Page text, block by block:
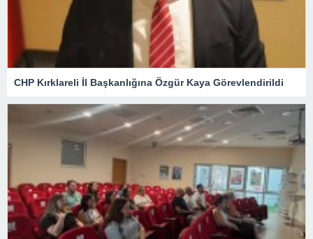
CHP Kırklareli İl Başkanlığına Özgür Kaya Görevlendirildi